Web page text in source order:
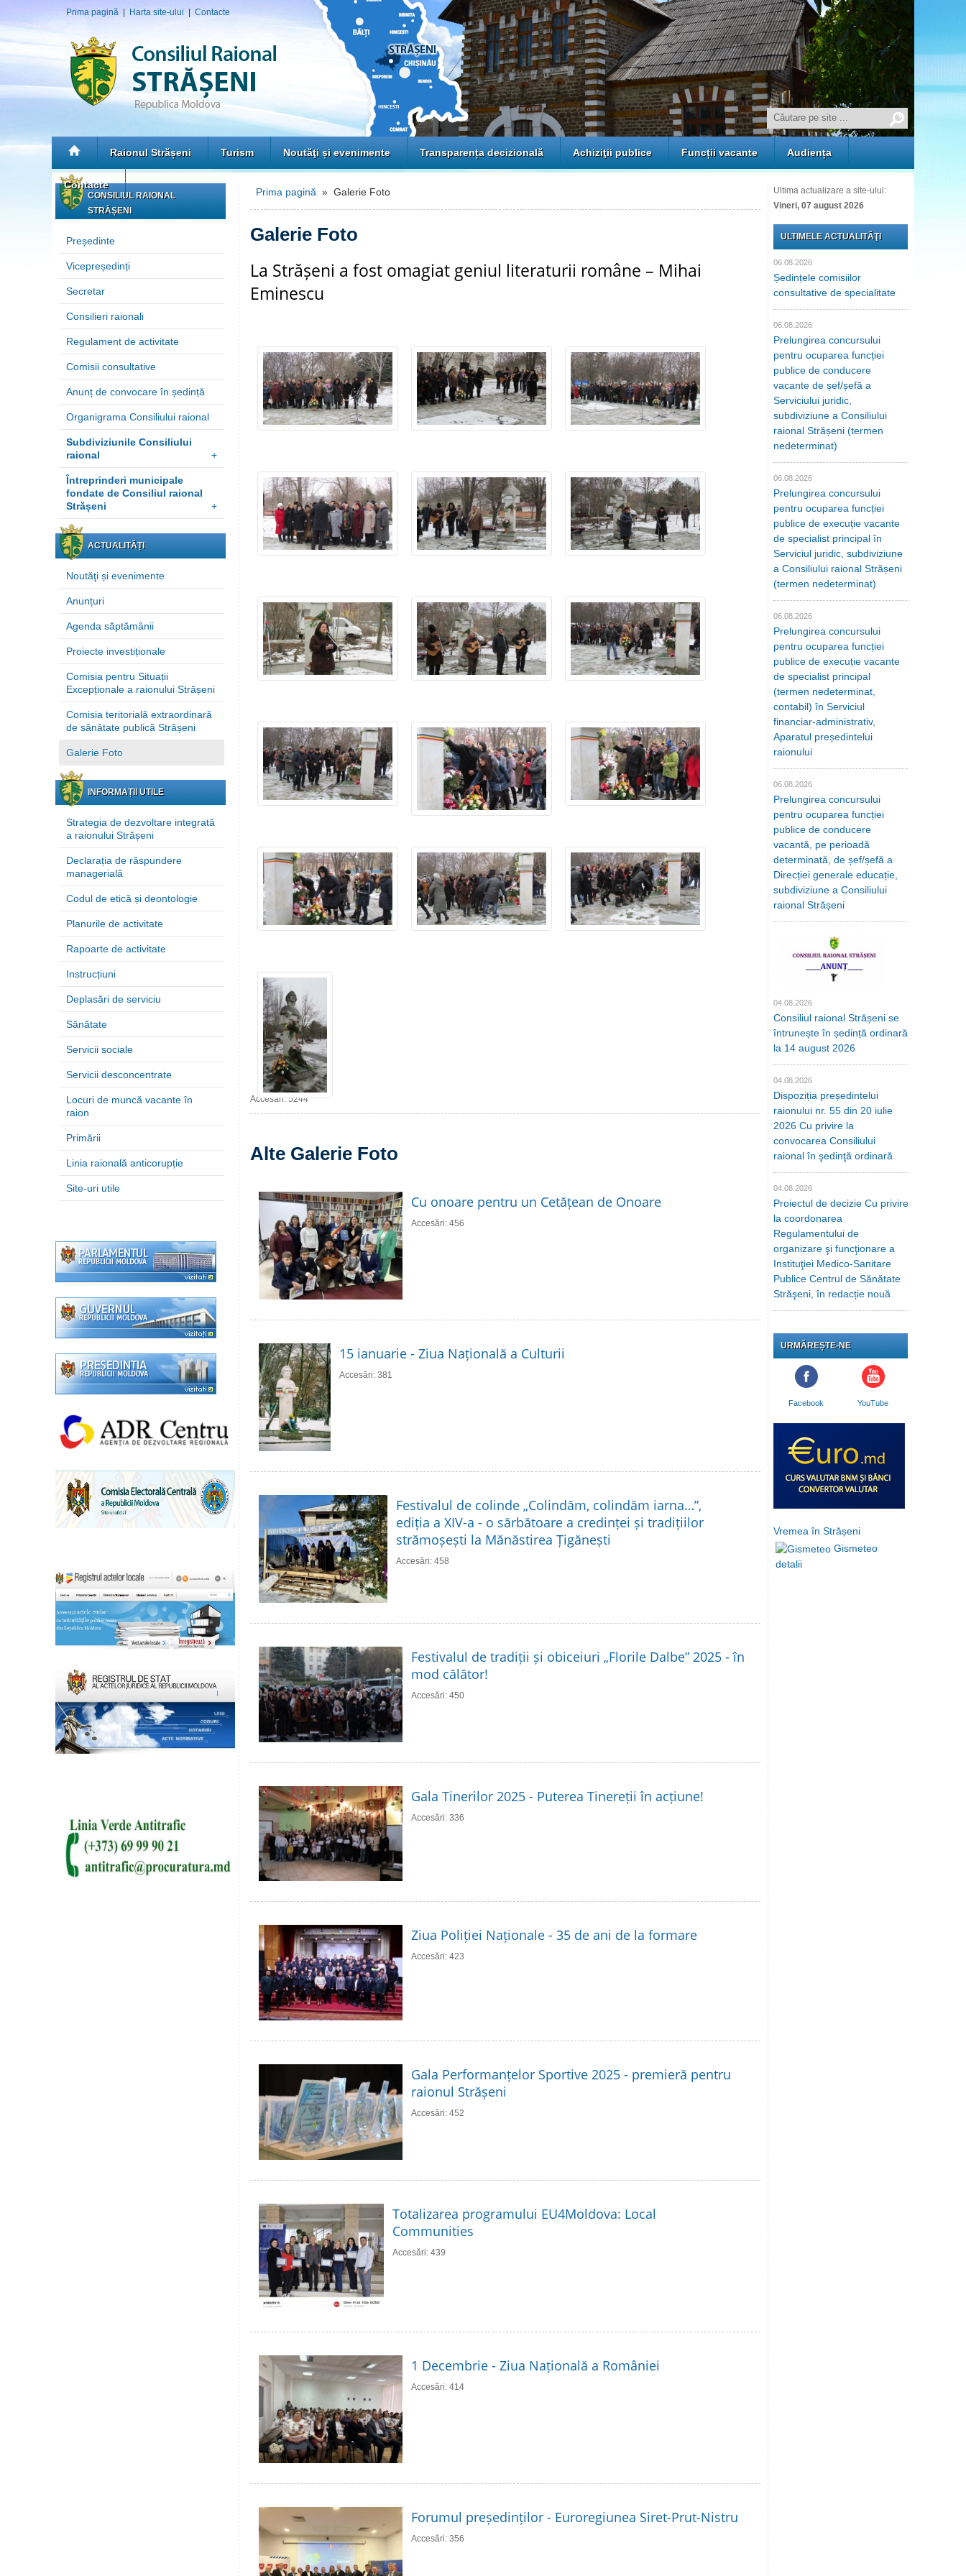
Prima pagină Harta site-ului Contacte
Raionul Strășeni Turism Noutăţi și evenimente Transparența decizională Achiziţii publice Funcții vacante Audiența
Contacte
CONSILIUL RAIONAL
STRĂȘENI
Președinte
Vicepreședinți
Secretar
Consilieri raionali
Regulament de activitate
Comisii consultative
Anunț de convocare în ședință
Organigrama Consiliului raional
Subdiviziunile Consiliului
raional
+
Întreprinderi municipale
fondate de Consiliul raional
Strășeni
+
ACTUALITĂȚI
Noutăţi și evenimente
Anunțuri
Agenda săptămânii
Proiecte investiționale
Comisia pentru Situații
Excepționale a raionului Strășeni
Comisia teritorială extraordinară
de sănătate publică Strășeni
Galerie Foto
INFORMAȚII UTILE
Strategia de dezvoltare integrată
a raionului Strășeni
Declarația de răspundere
managerială
Codul de etică și deontologie
Planurile de activitate
Rapoarte de activitate
Instrucțiuni
Deplasări de serviciu
Sănătate
Servicii sociale
Servicii desconcentrate
Locuri de muncă vacante în
raion
Primării
Linia raională anticorupție
Site-uri utile
Prima pagină » Galerie Foto
Galerie Foto
La Strășeni a fost omagiat geniul literaturii române – Mihai
Eminescu
Accesări: 5244
Alte Galerie Foto
Cu onoare pentru un Cetățean de Onoare
Accesări: 456
15 ianuarie - Ziua Națională a Culturii
Accesări: 381
Festivalul de colinde „Colindăm, colindăm iarna…”,
ediția a XIV-a - o sărbătoare a credinței și tradițiilor
strămoșești la Mănăstirea Țigănești
Accesări: 458
Festivalul de tradiții și obiceiuri „Florile Dalbe” 2025 - în
mod călător!
Accesări: 450
Gala Tinerilor 2025 - Puterea Tinereții în acțiune!
Accesări: 336
Ziua Poliției Naționale - 35 de ani de la formare
Accesări: 423
Gala Performanțelor Sportive 2025 - premieră pentru
raionul Strășeni
Accesări: 452
Totalizarea programului EU4Moldova: Local
Communities
Accesări: 439
1 Decembrie - Ziua Națională a României
Accesări: 414
Forumul președinților - Euroregiunea Siret-Prut-Nistru
Accesări: 356
Ultima actualizare a site-ului:
Vineri, 07 august 2026
ULTIMELE ACTUALITĂŢI
06.08.2026
Ședințele comisiilor
consultative de specialitate
06.08.2026
Prelungirea concursului
pentru ocuparea funcției
publice de conducere
vacante de șef/șefă a
Serviciului juridic,
subdiviziune a Consiliului
raional Strășeni (termen
nedeterminat)
06.08.2026
Prelungirea concursului
pentru ocuparea funcției
publice de execuție vacante
de specialist principal în
Serviciul juridic, subdiviziune
a Consiliului raional Strășeni
(termen nedeterminat)
06.08.2026
Prelungirea concursului
pentru ocuparea funcției
publice de execuție vacante
de specialist principal
(termen nedeterminat,
contabil) în Serviciul
financiar-administrativ,
Aparatul președintelui
raionului
06.08.2026
Prelungirea concursului
pentru ocuparea funcției
publice de conducere
vacantă, pe perioadă
determinată, de șef/șefă a
Direcției generale educație,
subdiviziune a Consiliului
raional Strășeni
04.08.2026
Consiliul raional Strășeni se
întrunește în ședință ordinară
la 14 august 2026
04.08.2026
Dispoziția președintelui
raionului nr. 55 din 20 iulie
2026 Cu privire la
convocarea Consiliului
raional în şedinţă ordinară
04.08.2026
Proiectul de decizie Cu privire
la coordonarea
Regulamentului de
organizare şi funcţionare a
Instituţiei Medico-Sanitare
Publice Centrul de Sănătate
Străşeni, în redacție nouă
URMĂREȘTE-NE
Facebook YouTube
Vremea în Strășeni
Gismeteo
detalii